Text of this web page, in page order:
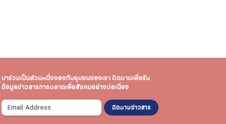
มาร่วมเป็นส่วนหนึ่งของกับชุมชนของเราติดตามเพื่อรับ
ข้อมูลข่าวสารการตลาดเพื่อสังคมอย่างต่อเนื่อง
ติดตามข่าวสาร